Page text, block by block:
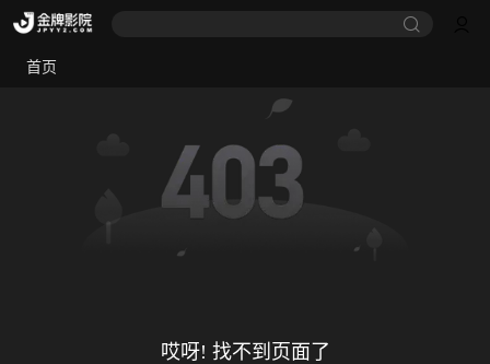
首页
哎呀! 找不到页面了